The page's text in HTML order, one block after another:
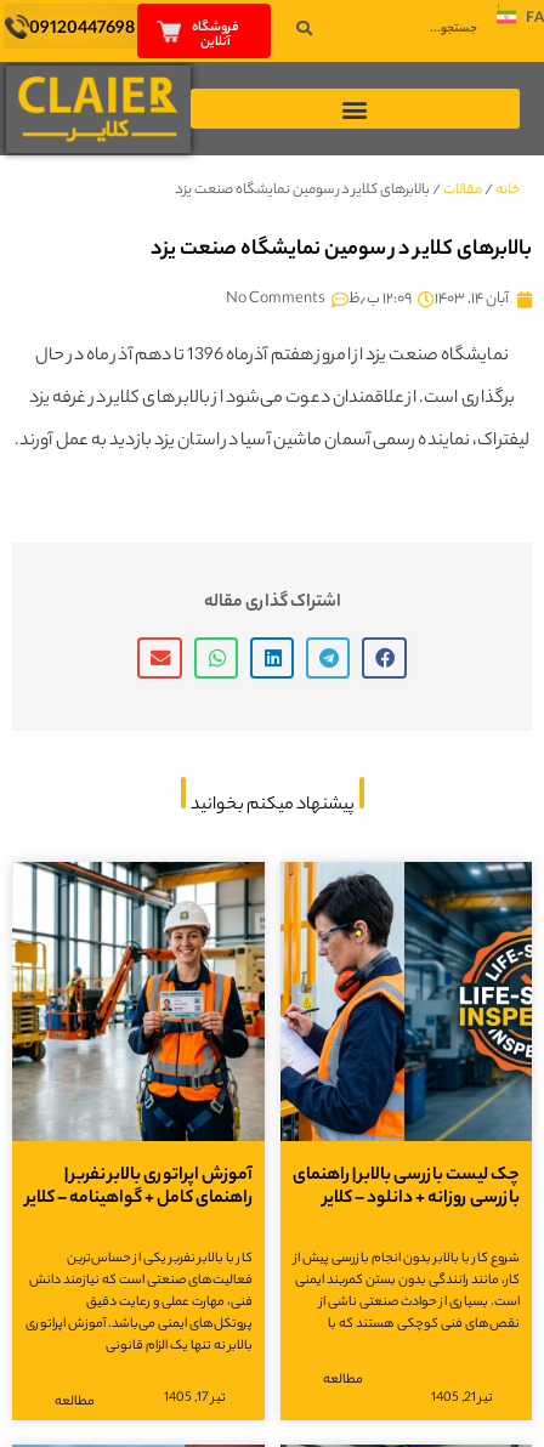
FA فروشگاه
آنلاین 09120447698
خانه/مقالات/بالابرهای کلایر در سومین نمایشگاه صنعت یزد
بالابرهای کلایر در سومین نمایشگاه صنعت یزد
آبان ۱۴, ۱۴۰۳ ۱۲:۰۹ ب٫ظ No Comments
نمایشگاه صنعت یزد از امروز هفتم آذرماه 1396 تا دهم آذر ماه در حال
برگذاری است. از علاقمندان دعوت می‌شود از بالابر های کلایر در غرفه یزد
لیفتراک، نماینده رسمی آسمان ماشین آسیا در استان یزد بازدید به عمل آورند.
اشتراک گذاری مقاله
پیشنهاد میکنم بخوانید
چک لیست بازرسی بالابر | راهنمای
بازرسی روزانه + دانلود – کلایر
شروع کار با بالابر بدون انجام بازرسی پیش از
کار، مانند رانندگی بدون بستن کمربند ایمنی
است. بسیاری از حوادث صنعتی ناشی از
نقص‌های فنی کوچکی هستند که با
مطالعه
تیر 21, 1405
آموزش اپراتوری بالابر نفربر |
راهنمای کامل + گواهینامه – کلایر
کار با بالابر نفربر یکی از حساس‌ترین
فعالیت‌های صنعتی است که نیازمند دانش
فنی، مهارت عملی و رعایت دقیق
پروتکل‌های ایمنی می‌باشد. آموزش اپراتوری
بالابر نه تنها یک الزام قانونی
مطالعه تیر 17, 1405